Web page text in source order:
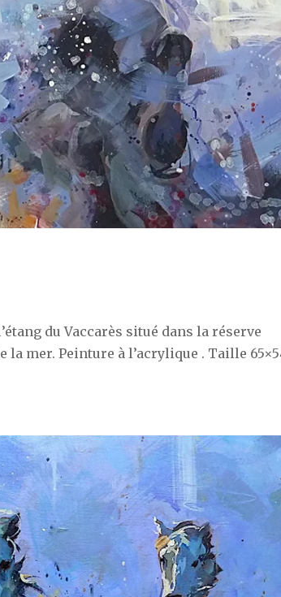
du Vaccarès situé dans la réserve
la mer. Peinture à l’acrylique . Taille